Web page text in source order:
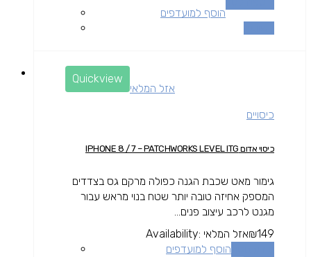
הוסף למועדפים
Quickview
אזל המלאי
כיסויים
כיסוי אדום IPHONE 8 / 7 – PATCHWORKS LEVEL ITG
גימור מאט שכבת הגנה כפולה מרקם גס בצדדים
המספק אחיזה טובה יותר שטח בנוי מראש עבור
מגנט לרכב עיצוב פנים...
₪149
Availability: אזל המלאי
הוסף למועדפים